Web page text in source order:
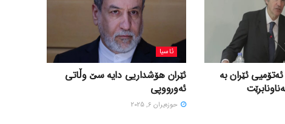
ئێران بە
ئاسیا
ئێران هۆشداریی دایە سێ وڵاتی
ئەورووپی
حوزه‌یران 6, 2025